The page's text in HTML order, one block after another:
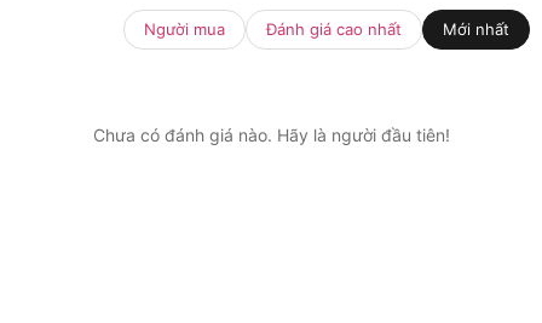
Người mua Đánh giá cao nhất Mới nhất
Chưa có đánh giá nào. Hãy là người đầu tiên!